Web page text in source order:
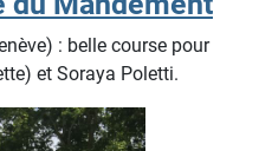
: belle course pour
et Soraya Poletti.